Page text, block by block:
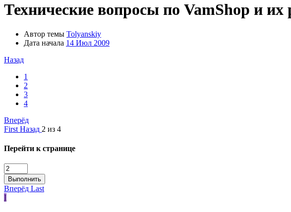
Технические вопросы по VamShop и их
Автор темы Tolyanskiy
Дата начала 14 Июл 2009
Назад
1
2
3
4
Вперёд
First Назад 2 из 4
Перейти к странице
Выполнить
Вперёд Last
I